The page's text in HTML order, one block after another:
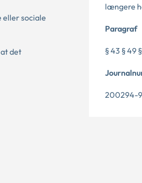
eller sociale
det
længere
Paragraf
§ 43 § 49
200294-